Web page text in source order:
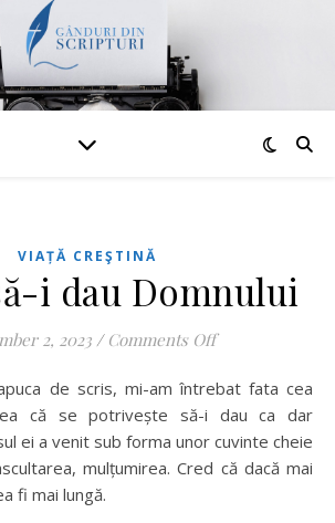
VIAȚĂ CREŞTINĂ
i dau Domnului
2, 2023 / Comments Offon Ce dar să-i
că se potrivește să-i dau ca dar
ei a venit sub forma unor cuvinte cheie
mulțumirea. Cred că dacă mai
fi mai lungă.